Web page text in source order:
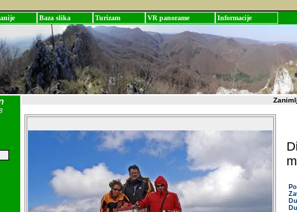
Baza slika Turizam VR panorame Informacije